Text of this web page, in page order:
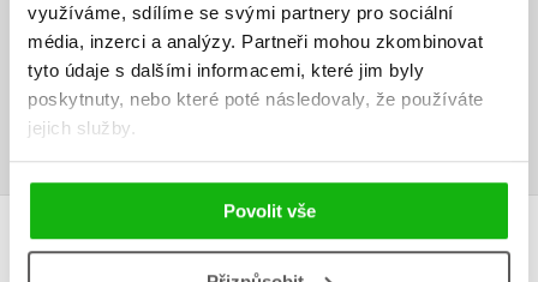
využíváme, sdílíme se svými partnery pro sociální
média, inzerci a analýzy. Partneři mohou zkombinovat
tyto údaje s dalšími informacemi, které jim byly
poskytnuty, nebo které poté následovaly, že používáte
jejich služby.
Povolit vše
Vaše hodnocení
Uživatelskou recenzi mohou vkládat pouze registrovaní uživatelé
Přihlásit
MOHLO BY VÁS TAKÉ ZAJÍMAT